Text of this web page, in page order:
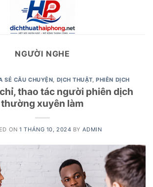
NGƯỜI NGHE
SẺ CÂU CHUYỆN, DỊCH THUẬT,PHIÊN DỊCH
thao tác người phiên dịch
thường xuyên làm
ON1 THÁNG 10, 2024 BY ADMIN